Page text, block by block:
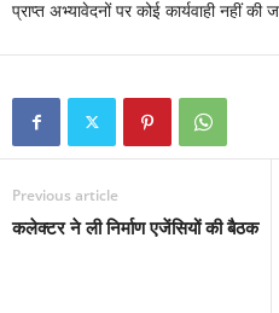
प्राप्त अभ्यावेदनों पर कोई कार्यवाही नहीं की
Previous article
कलेक्टर ने ली निर्माण एजेंसियों की बैठक